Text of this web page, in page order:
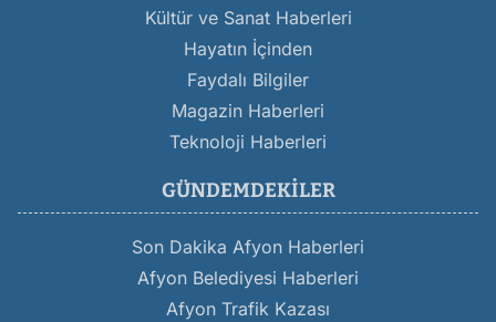
Kültür ve Sanat Haberleri
Hayatın İçinden
Faydalı Bilgiler
Magazin Haberleri
Teknoloji Haberleri
GÜNDEMDEKILER
Son Dakika Afyon Haberleri
Afyon Belediyesi Haberleri
Afyon Trafik Kazası